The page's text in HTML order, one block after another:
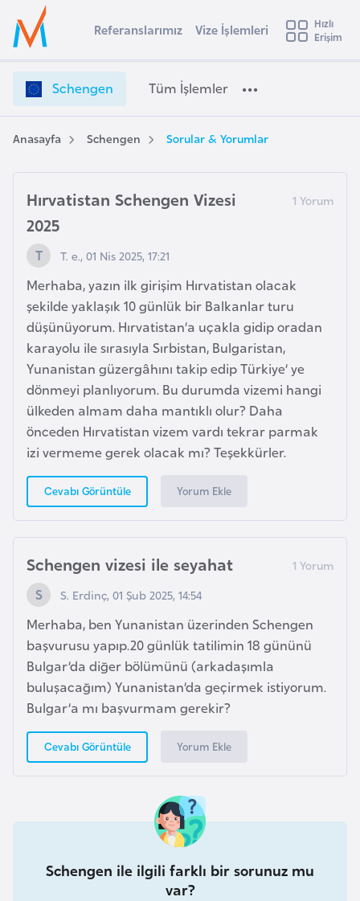
Ülke Seçimi
Başvuru yapmak istediğiniz ülkeyi seçin
Üye
Girişi
c
e
n
g
n
V
i
e
ş
l
e
m
l
e
r
i
e
Referanslarımız Vize İşlemleri
Hızlı
Erişim
Schengen Tüm İşlemler
Anasayfa Schengen Sorular & Yorumlar
Hırvatistan Schengen Vizesi
2025
T. e., 01 Nis 2025, 17:21
Merhaba, yazın ilk girişim Hırvatistan olacak
şekilde yaklaşık 10 günlük bir Balkanlar turu
düşünüyorum. Hırvatistan’a uçakla gidip oradan
karayolu ile sırasıyla Sırbistan, Bulgaristan,
Yunanistan güzergâhını takip edip Türkiye’ ye
dönmeyi planlıyorum. Bu durumda vizemi hangi
ülkeden almam daha mantıklı olur? Daha
önceden Hırvatistan vizem vardı tekrar parmak
izi vermeme gerek olacak mı? Teşekkürler.
Cevabı Görüntüle Yorum Ekle
Schengen vizesi ile seyahat
S. Erdinç, 01 Şub 2025, 14:54
Merhaba, ben Yunanistan üzerinden Schengen
başvurusu yapıp.20 günlük tatilimin 18 gününü
Bulgar’da diğer bölümünü (arkadaşımla
buluşacağım) Yunanistan’da geçirmek istiyorum.
Bulgar’a mı başvurmam gerekir?
Cevabı Görüntüle Yorum Ekle
Schengen ile ilgili farklı bir sorunuz mu
var?
s
t
r
a
A
v
u
s
t
u
r
y
a
A
z
e
r
a
y
c
a
n
B
a
h
r
e
n